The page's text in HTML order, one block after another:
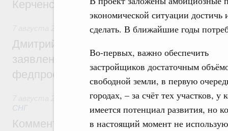
экономической ситуации
сделать. В ближайшие годы
Во-первых, важно обеспечить
застройщиков достаточным
свободной земли, в первую
городах, – за счёт тех участков, у
имеется потенциал развития, но
в настоящий момент не
Керченском проливе
Среднее профессиональное образование
Дмитрий Чернышенко: Установлен
заявлений от абитуриентов колледжей и
федпроекта «Профессионалитет»
Евразийский экономический союз.
СНГ
Комментарий Алексея Оверчука по